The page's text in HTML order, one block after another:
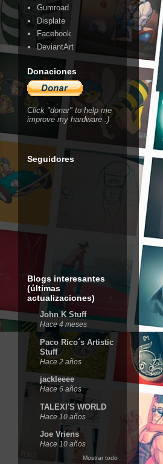
Gumroad
Displate
Facebook
DeviantArt
Donaciones
Click "donar" to help me
improve my hardware :)
Seguidores
Blogs interesantes
(últimas
actualizaciones)
John K Stuff
Hace 4 meses
Paco Rico´s Artistic
Stuff
Hace 2 años
jackleeee
Hace 6 años
TALEXI'S WORLD
Hace 10 años
Joe Vriens
Hace 10 años
Mostrar todo